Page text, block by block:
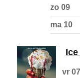
zo 09
ma 10
vr 07